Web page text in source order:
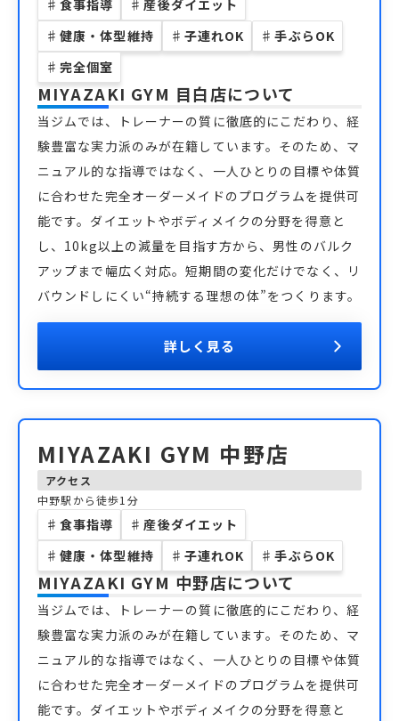
♯ 食事指導 ♯ 産後ダイエット
♯ 健康・体型維持 ♯ 子連れOK ♯ 手ぶらOK
♯ 完全個室
MIYAZAKI GYM 目白店について
当ジムでは、トレーナーの質に徹底的にこだわり、経
験豊富な実力派のみが在籍しています。そのため、マ
ニュアル的な指導ではなく、一人ひとりの目標や体質
に合わせた完全オーダーメイドのプログラムを提供可
能です。ダイエットやボディメイクの分野を得意と
し、10kg以上の減量を目指す方から、男性のバルク
アップまで幅広く対応。短期間の変化だけでなく、リ
バウンドしにくい“持続する理想の体”をつくります。
詳しく見る
MIYAZAKI GYM 中野店
アクセス
中野駅から徒歩1分
♯ 食事指導 ♯ 産後ダイエット
♯ 健康・体型維持 ♯ 子連れOK ♯ 手ぶらOK
MIYAZAKI GYM 中野店について
当ジムでは、トレーナーの質に徹底的にこだわり、経
験豊富な実力派のみが在籍しています。そのため、マ
ニュアル的な指導ではなく、一人ひとりの目標や体質
に合わせた完全オーダーメイドのプログラムを提供可
能です。ダイエットやボディメイクの分野を得意と